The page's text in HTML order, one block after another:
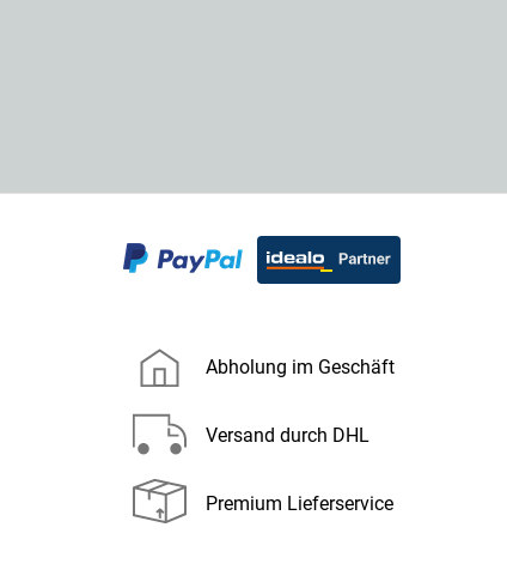
Abholung im Geschäft
Versand durch DHL
Premium Lieferservice